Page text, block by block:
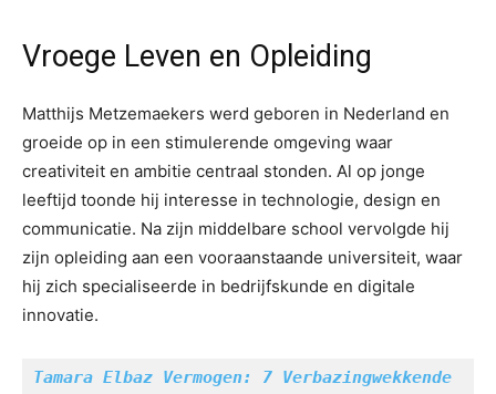
Vroege Leven en Opleiding
Matthijs Metzemaekers werd geboren in Nederland en
groeide op in een stimulerende omgeving waar
creativiteit en ambitie centraal stonden. Al op jonge
leeftijd toonde hij interesse in technologie, design en
communicatie. Na zijn middelbare school vervolgde hij
zijn opleiding aan een vooraanstaande universiteit, waar
hij zich specialiseerde in bedrijfskunde en digitale
innovatie.
Tamara Elbaz Vermogen: 7 Verbazingwekkende